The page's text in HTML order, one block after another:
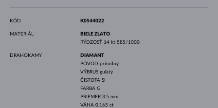
KÓD K0544022
MATERIÁL
BIELE ZLATO
RÝDZOSŤ 14 kt 585/1000
DRAHOKAMY
DIAMANT
PÔVOD prírodný
VÝBRUS guľatý
ČISTOTA SI
FARBA G
PRIEMER 3.5 mm
VÁHA 0.165 ct